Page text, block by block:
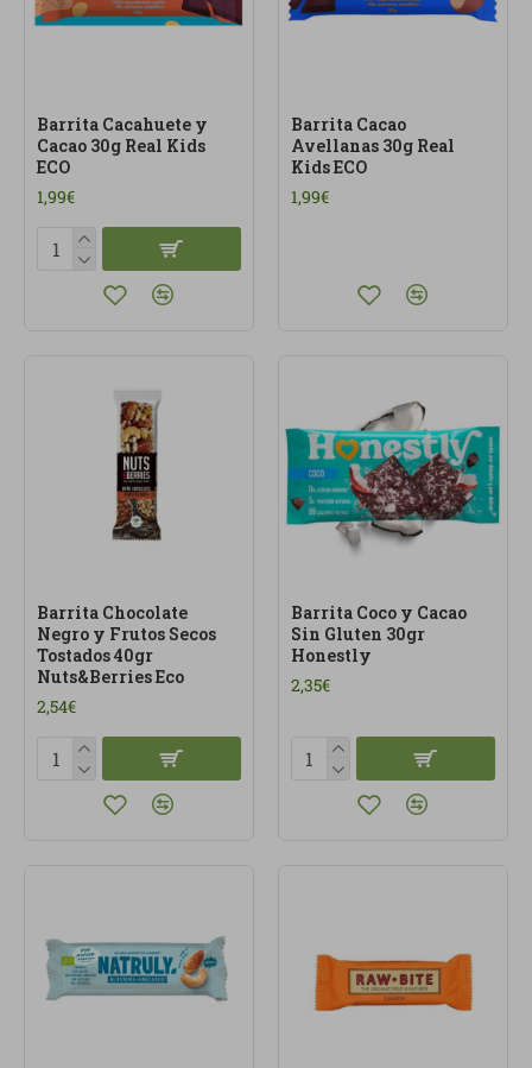
Barrita Cacahuete y
Cacao 30g Real Kids
ECO
1,99€
Barrita Cacao
Avellanas 30g Real
Kids ECO
1,99€
Barrita Chocolate
Negro y Frutos Secos
Tostados 40gr
Nuts&Berries Eco
2,54€
Barrita Coco y Cacao
Sin Gluten 30gr
Honestly
2,35€